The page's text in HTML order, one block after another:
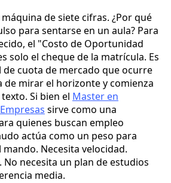
de siete cifras. ¿Por qué
para sentarse en un aula? Para
el "Costo de Oportunidad
solo el cheque de la matrícula. Es
cuota de mercado que ocurre
de mirar el horizonte y comienza
Si bien el Master en
sirve como una
quienes buscan empleo
actúa como un peso para
Necesita velocidad.
No necesita un plan de estudios
media.